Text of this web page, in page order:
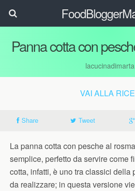
Panna cotta con
lacucinadimarta
VAI ALLA
Share Tweet
La panna cotta con pesche al
semplice, perfetto da servire come
cotta, infatti, è uno tra classici della
da realizzare; in questa versione